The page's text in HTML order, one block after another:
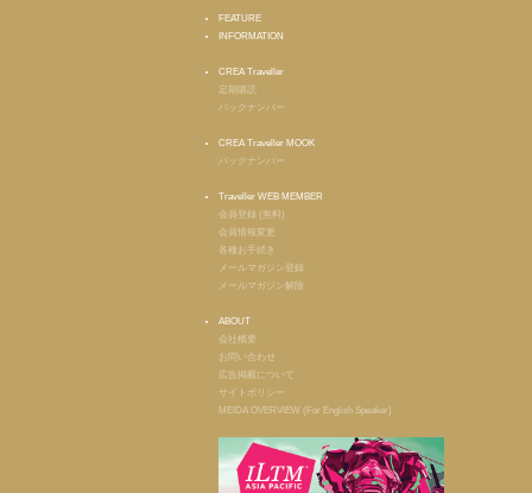
FEATURE
INFORMATION
CREA Traveller
定期購読
バックナンバー
CREA Traveller MOOK
バックナンバー
Traveller WEB MEMBER
会員登録 (無料)
会員情報変更
各種お手続き
メールマガジン登録
メールマガジン解除
ABOUT
会社概要
お問い合わせ
広告掲載について
サイトポリシー
MEIDA OVERVIEW (For English Speaker)